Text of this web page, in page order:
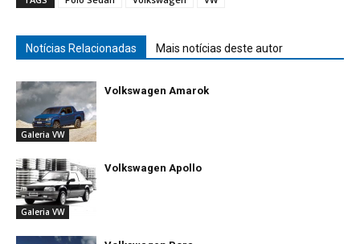
Notícias Relacionadas Mais notícias deste autor
Galeria VW
Volkswagen Amarok
Galeria VW
Volkswagen Apollo